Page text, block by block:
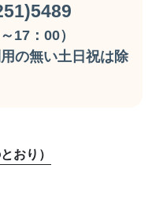
17：00）
の無い土日祝は除
おり）